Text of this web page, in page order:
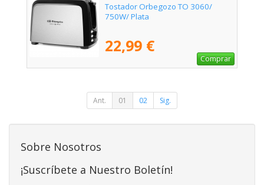
Tostador Orbegozo TO 3060/
750W/ Plata
22,99 €
Comprar
Ant. 01 02 Sig.
Sobre Nosotros
¡Suscríbete a Nuestro Boletín!